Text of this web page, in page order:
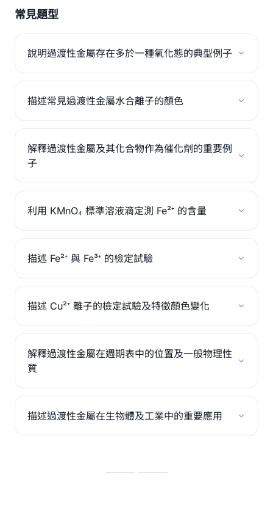
常見題型
說明過渡性金屬存在多於一種氧化態的典型例子
描述常見過渡性金屬水合離子的顏色
解釋過渡性金屬及其化合物作為催化劑的重要例
子
利用 KMnO₄ 標準溶液滴定測 Fe²⁺ 的含量
描述 Fe²⁺ 與 Fe³⁺ 的檢定試驗
描述 Cu²⁺ 離子的檢定試驗及特徵顏色變化
解釋過渡性金屬在週期表中的位置及一般物理性
質
描述過渡性金屬在生物體及工業中的重要應用